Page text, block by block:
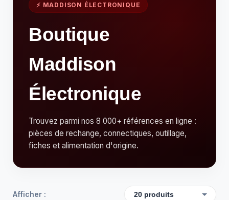
⚡ MADDISON ÉLECTRONIQUE
Boutique
Maddison
Électronique
Trouvez parmi nos 8 000+ références en ligne :
pièces de rechange, connectiques, outillage,
fiches et alimentation d'origine.
Afficher :